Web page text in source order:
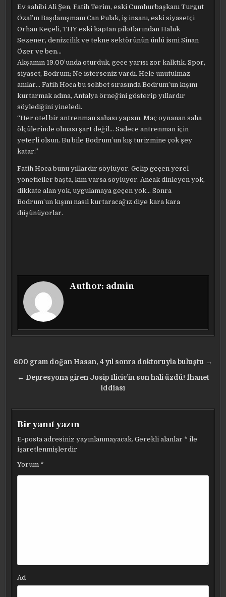
Ev sahibi Ali Şen, Fatih Terim, eski Cumhurbaşkanı Turgut
Özal’ın Başdanışmanı Can Pulak, iş insanı, eski siyasetçi
Orhan Keçeli, THY eski kaptan pilotlarından Haluk
Sezener, denizcilik ve tekne sektörünün ünlü ismi Sinan
Özer ve ben…
Akşamın 19.00’unda oturduk, gece yarısı zor kalktık. Spor,
siyaset, Bodrum; Ne isterseniz vardı. Hele unutulmaz
anılar… Fatih Hoca bu sohbet sırasında Bodrum’un kışını
kurtarmak adına, Antalya örneğini gösterip yıllardır
söylediğini yineledi.
“Her otel bir antrenman sahası yapsın. Maç oynanan saha
ölçülerinde olması şart değil… Sadece antrenman için
yeterli olsun. Bu bile Bodrum’un kış turizmine çok şey
katar.”
Fatih Hoca bunu yıllardır söylüyor. Gelip geçen yerel
yöneticiler başta, kim varsa söylüyor. Ancak dinleyen yok,
dikkate alan yok, uygulamaya geçen yok… Sonra
Bodrum’un kışını nasıl kurtaracağız diye kara kara
düşünüyorlar.
Author: admin
Yazı
gezinmesi
600 gram doğan Hasan, 4 yıl sonra doktoruyla buluştu →
← Depresyona giren Josip Ilicic’in son hali üzdü! İhanet
iddiası
Bir yanıt yazın
E-posta adresiniz yayınlanmayacak. Gerekli alanlar * ile
işaretlenmişlerdir
Yorum *
Ad